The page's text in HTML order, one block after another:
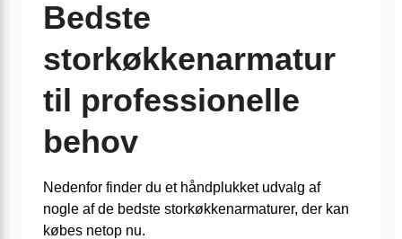
Bedste
storkøkkenarmatur
til professionelle
behov
Nedenfor finder du et håndplukket udvalg af
nogle af de bedste storkøkkenarmaturer, der kan
købes netop nu.